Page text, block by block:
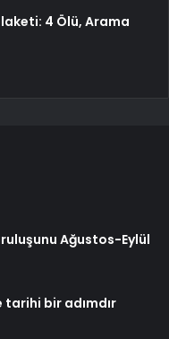
4 Ölü, Arama
Ağustos-Eylül
bir adımdır